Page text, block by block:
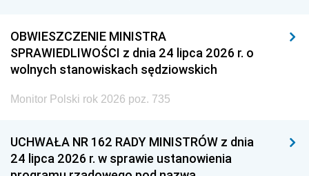
OBWIESZCZENIE MINISTRA
SPRAWIEDLIWOŚCI z dnia 24 lipca 2026 r. o
wolnych stanowiskach sędziowskich
Monitor Polski rok 2026 poz. 735
UCHWAŁA NR 162 RADY MINISTRÓW z dnia
24 lipca 2026 r. w sprawie ustanowienia